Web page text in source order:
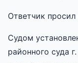
Ответчик просил
Судом
районного суда